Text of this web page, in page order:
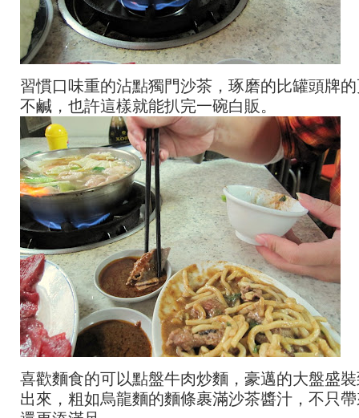
習慣口味重的沾點獨門沙茶，琢磨的比罐頭牌
不鹹，也許這樣就能扒完一碗白販。
喜歡麵食的可以點盤牛肉炒麵，豪邁的大盤盛
出來，粗如烏龍麵的麵條裹滿沙茶醬汁，不只